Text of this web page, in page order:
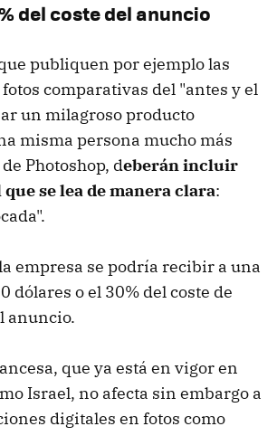
del coste del anuncio
publiquen por ejemplo las
comparativas del "antes y el
un milagroso producto
misma persona mucho más
Photoshop, deberán incluir
se lea de manera clara:
empresa se podría recibir a una
dólares o el 30% del coste de
anuncio.
que ya está en vigor en
Israel, no afecta sin embargo a
digitales en fotos como